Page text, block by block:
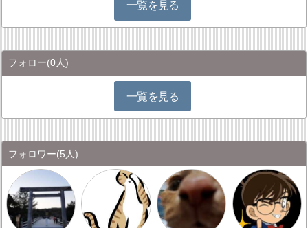
一覧を見る
フォロー(0人)
一覧を見る
フォロワー(5人)